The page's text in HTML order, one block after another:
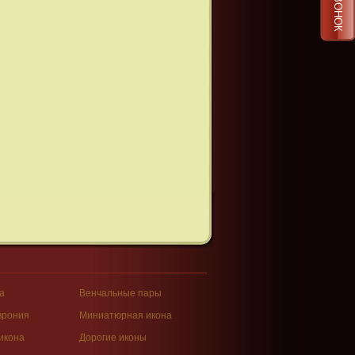
Венчальные пары
Миниатюрная икона
Дорогие иконы